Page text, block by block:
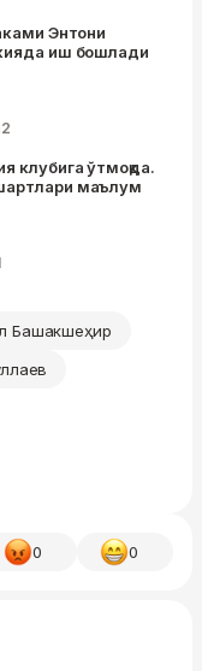
Энтони
Туркияда иш бошлади
2
клубига ўтмоқда.
маълум
Башакшеҳир
0 0